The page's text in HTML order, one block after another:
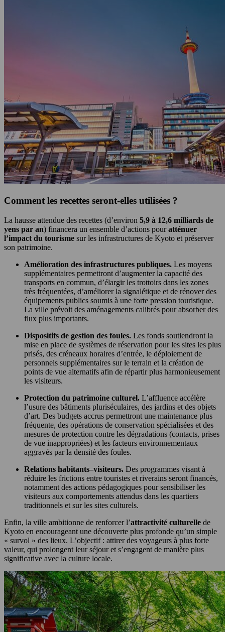
Comment les recettes seront-elles utilisées ?
La hausse attendue des recettes (d’environ 5,9 à 12,6 milliards de
yens par an) financera un ensemble d’actions pouratténuer
l’impact du tourisme sur les infrastructures de Kyoto et préserver
son patrimoine.
Amélioration des infrastructures publiques. Les moyens
supplémentaires permettront d’augmenter la capacité des
transports en commun, d’élargir les trottoirs dans les zones
très fréquentées, d’améliorer la signalétique et de rénover des
équipements publics soumis à une forte pression touristique.
La ville prévoit des aménagements calibrés pour absorber des
flux plus importants.
Dispositifs de gestion des foules. Les fonds soutiendront la
mise en place de systèmes de réservation pour les sites les plus
prisés, des créneaux horaires d’entrée, le déploiement de
personnels supplémentaires sur le terrain et la création de
points de vue alternatifs afin de répartir plus harmonieusement
les visiteurs.
Protection du patrimoine culturel. L’affluence accélère
l’usure des bâtiments pluriséculaires, des jardins et des objets
d’art. Des budgets accrus permettront une maintenance plus
fréquente, des opérations de conservation spécialisées et des
mesures de protection contre les dégradations (contacts, prises
de vue inappropriées) et les facteurs environnementaux
aggravés par la densité des foules.
Relations habitants–visiteurs. Des programmes visant à
réduire les frictions entre touristes et riverains seront financés,
notamment des actions pédagogiques pour sensibiliser les
visiteurs aux comportements attendus dans les quartiers
traditionnels et sur les sites culturels.
Enfin, la ville ambitionne de renforcer l’attractivité culturelle de
Kyoto en encourageant une découverte plus profonde qu’un simple
« survol » des lieux. L’objectif : attirer des voyageurs à plus forte
valeur, qui prolongent leur séjour et s’engagent de manière plus
significative avec la culture locale.